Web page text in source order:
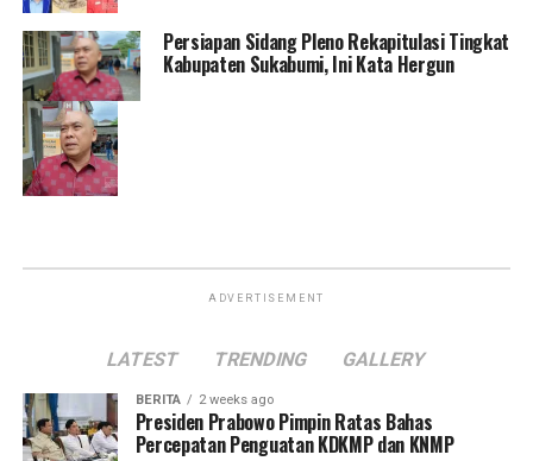
Persiapan Sidang Pleno Rekapitulasi Tingkat
Kabupaten Sukabumi, Ini Kata Hergun
ADVERTISEMENT
LATEST TRENDING GALLERY
BERITA 2 weeks ago
Presiden Prabowo Pimpin Ratas Bahas
Percepatan Penguatan KDKMP dan KNMP